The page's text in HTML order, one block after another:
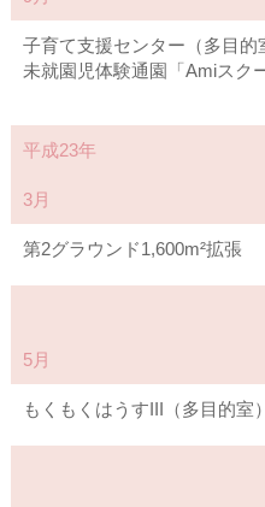
子育て支援センター（多目的
未就園児体験通園「Amiスク
平成23年
3月
第2グラウンド1,600m²拡張
5月
もくもくはうすIII（多目的室